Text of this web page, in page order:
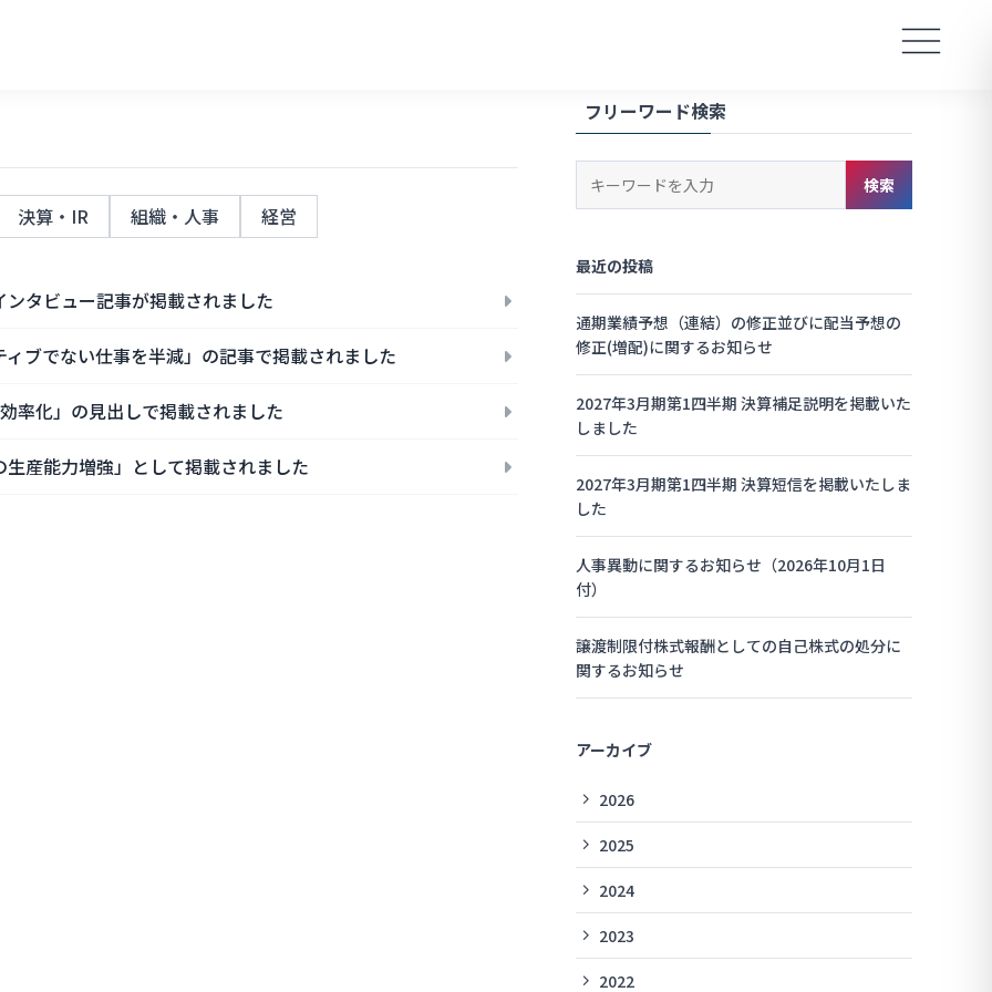
決算・IR 組織・人事 経営
タビュー記事が掲載されました
ブでない仕事を半減」の記事で掲載されました
率化」の見出しで掲載されました
産能力増強」として掲載されました
フリーワード検索
ド
検
索
検索
最近の投稿
通期業績予想（連結）の修正並びに配当予想の
修正(増配)に関するお知らせ
2027年3月期第1四半期 決算補足説明を掲載いた
しました
2027年3月期第1四半期 決算短信を掲載いたしま
した
人事異動に関するお知らせ（2026年10月1日
付）
譲渡制限付株式報酬としての自己株式の処分に
関するお知らせ
アーカイブ
2026
2025
2024
2023
2022